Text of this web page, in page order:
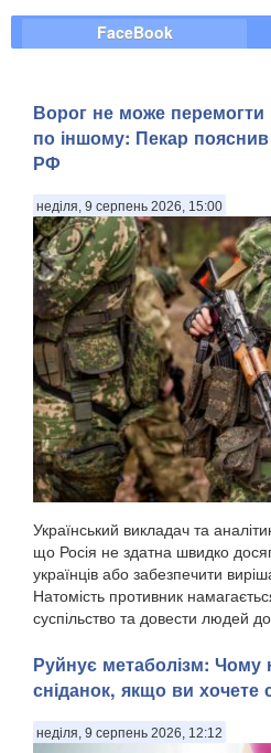
FaceBook
Ворог не може
по іншому: Пекар пояснив
РФ
неділя, 9 серпень 2026, 15:00
Український викладач та
що Росія не здатна швидко
українців або забезпечити
Натомість противник
суспільство та довести людей
Руйнує метаболізм: Чому
сніданок, якщо ви хочете
неділя, 9 серпень 2026, 12:12